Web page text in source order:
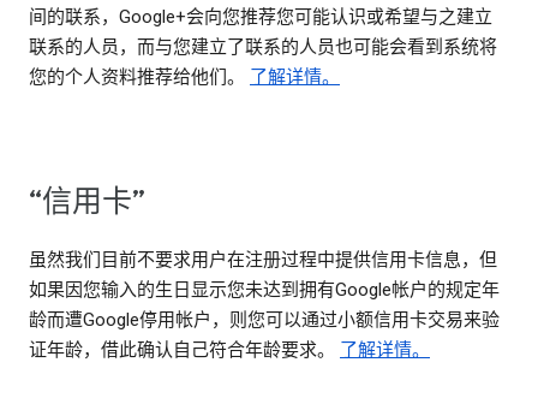
间的联系，Google+会向您推荐您可能认识或希望与之建立
联系的人员，而与您建立了联系的人员也可能会看到系统将
您的个人资料推荐给他们。 了解详情。
“信用卡”
虽然我们目前不要求用户在注册过程中提供信用卡信息，但
如果因您输入的生日显示您未达到拥有Google帐户的规定年
龄而遭Google停用帐户，则您可以通过小额信用卡交易来验
证年龄，借此确认自己符合年龄要求。 了解详情。